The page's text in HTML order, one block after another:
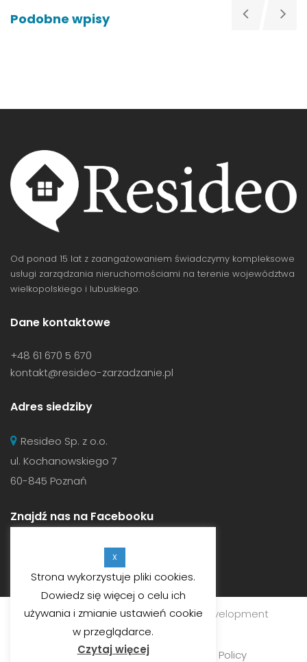
Podobne wpisy
Od ponad 15 lat z zaangażowaniem świadczymy kompleksowe
usługi zarządzania nieruchomościami na terenie województwa
wielkopolskiego i lubuskiego.
Dane kontaktowe
+48 61 670 5 670
kontakt@resideo-zarzadzanie.pl
Adres siedziby
Resideo Sp. z o.o.
ul. Kochanowskiego 7
60-845 Poznań
Znajdź nas na Facebooku
© 2019 RESIDEO SP. Z O.O.Web Development
Customate.
Ogólne warunki najmu
Privacy Policy
X
Strona wykorzystuje pliki cookies.
Dowiedz się więcej o celu ich
używania i zmianie ustawień cookie
w przeglądarce.
Czytaj więcej